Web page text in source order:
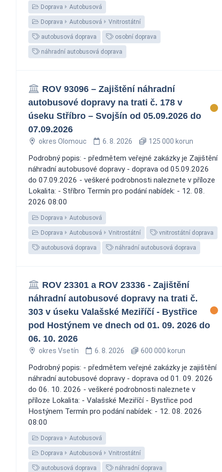
Doprava Autobusová
Doprava Autobusová Vnitrostátní
autobusová doprava osobní doprava
náhradní autobusová doprava
ROV 93096 – Zajištění náhradní
autobusové dopravy na trati č. 178 v
úseku Stříbro – Svojšín od 05.09.2026 do
07.09.2026
okres Olomouc 6. 8. 2026 125 000 korun
Podrobný popis: - předmětem veřejné zakázky je Zajištění
náhradní autobusové dopravy - doprava od 05.09.2026
do 07.09.2026 - veškeré podrobnosti naleznete v příloze
Lokalita: - Stříbro Termín pro podání nabídek: - 12. 08.
2026 08:00
Doprava Autobusová
Doprava Autobusová Vnitrostátní vnitrostátní doprava
autobusová doprava náhradní autobusová doprava
ROV 23301 a ROV 23336 - Zajištění
náhradní autobusové dopravy na trati č.
303 v úseku Valašské Meziříčí - Bystřice
pod Hostýnem ve dnech od 01. 09. 2026 do
06. 10. 2026
okres Vsetín 6. 8. 2026 600 000 korun
Podrobný popis: - předmětem veřejné zakázky je zajištění
náhradní autobusové dopravy - doprava od 01. 09. 2026
do 06. 10. 2026 - veškeré podrobnosti naleznete v
příloze Lokalita: - Valašské Meziříčí - Bystřice pod
Hostýnem Termín pro podání nabídek: - 12. 08. 2026
08:00
Doprava Autobusová
Doprava Autobusová Vnitrostátní
autobusová doprava náhradní doprava